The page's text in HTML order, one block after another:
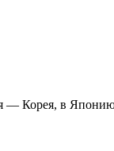
— Корея, в